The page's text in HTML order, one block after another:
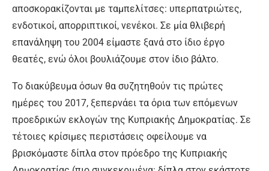
αποσκορακίζονται με ταμπελίτσες: υπερπατριώτες,
ενδοτικοί, απορριπτικοί, νενέκοι. Σε μία θλιβερή
επανάληψη του 2004 είμαστε ξανά στο ίδιο έργο
θεατές, ενώ όλοι βουλιάζουμε στον ίδιο βάλτο.
Το διακύβευμα όσων θα συζητηθούν τις πρώτες
ημέρες του 2017, ξεπερνάει τα όρια των επόμενων
προεδρικών εκλογών της Κυπριακής Δημοκρατίας. Σε
τέτοιες κρίσιμες περιστάσεις οφείλουμε να
βρισκόμαστε δίπλα στον πρόεδρο της Κυπριακής